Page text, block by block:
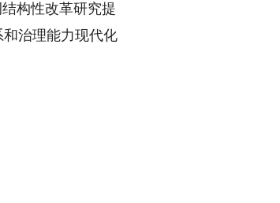
构性改革研究提
治理能力现代化